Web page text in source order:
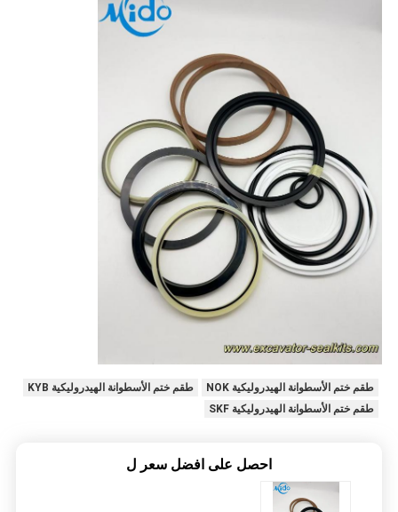
طقم ختم الأسطوانة الهيدروليكية NOK
طقم ختم الأسطوانة الهيدروليكية KYB
طقم ختم الأسطوانة الهيدروليكية SKF
احصل على افضل سعر ل